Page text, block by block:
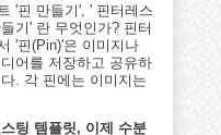
'핀 만들기', ' 핀터레스
기' 란 무엇인가? 핀터
'핀(Pin)'은 이미지나
어를 저장하고 공유하
. 각 핀에는 이미지는
팅 템플릿, 이제 수분